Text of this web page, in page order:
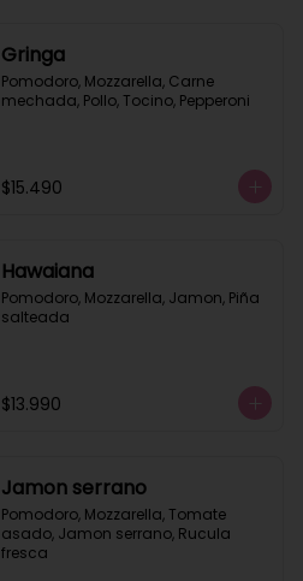
Gringa
Pomodoro, Mozzarella, Carne
mechada, Pollo, Tocino, Pepperoni
$15.490
Hawaiana
Pomodoro, Mozzarella, Jamon, Piña
salteada
$13.990
Jamon serrano
Pomodoro, Mozzarella, Tomate
asado, Jamon serrano, Rucula
fresca